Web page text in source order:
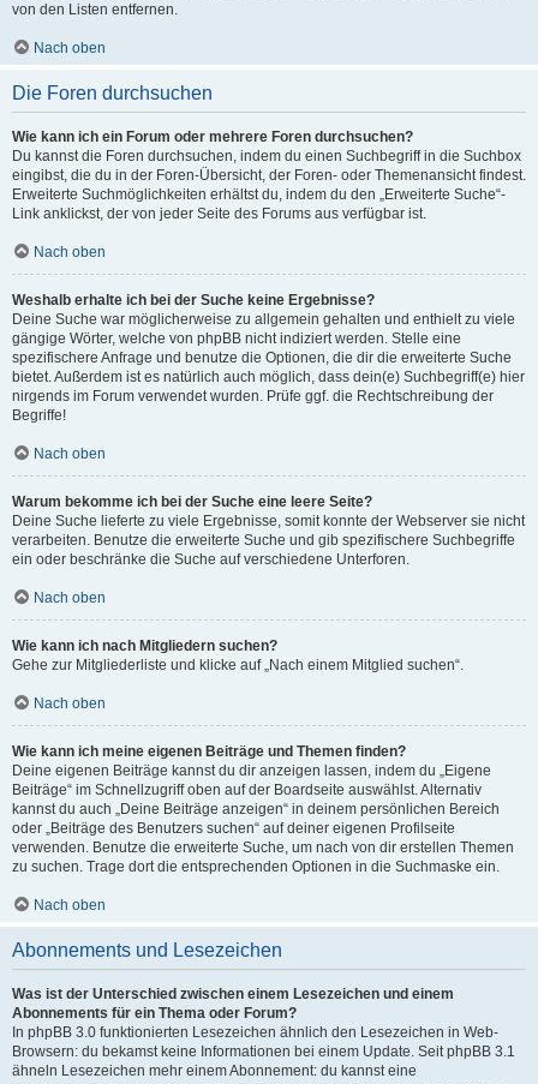
von den Listen entfernen.
Nach oben
Die Foren durchsuchen
Wie kann ich ein Forum oder mehrere Foren durchsuchen?
Du kannst die Foren durchsuchen, indem du einen Suchbegriff in die Suchbox
eingibst, die du in der Foren-Übersicht, der Foren- oder Themenansicht findest.
Erweiterte Suchmöglichkeiten erhältst du, indem du den „Erweiterte Suche“-
Link anklickst, der von jeder Seite des Forums aus verfügbar ist.
Nach oben
Weshalb erhalte ich bei der Suche keine Ergebnisse?
Deine Suche war möglicherweise zu allgemein gehalten und enthielt zu viele
gängige Wörter, welche von phpBB nicht indiziert werden. Stelle eine
spezifischere Anfrage und benutze die Optionen, die dir die erweiterte Suche
bietet. Außerdem ist es natürlich auch möglich, dass dein(e) Suchbegriff(e) hier
nirgends im Forum verwendet wurden. Prüfe ggf. die Rechtschreibung der
Begriffe!
Nach oben
Warum bekomme ich bei der Suche eine leere Seite?
Deine Suche lieferte zu viele Ergebnisse, somit konnte der Webserver sie nicht
verarbeiten. Benutze die erweiterte Suche und gib spezifischere Suchbegriffe
ein oder beschränke die Suche auf verschiedene Unterforen.
Nach oben
Wie kann ich nach Mitgliedern suchen?
Gehe zur Mitgliederliste und klicke auf „Nach einem Mitglied suchen“.
Nach oben
Wie kann ich meine eigenen Beiträge und Themen finden?
Deine eigenen Beiträge kannst du dir anzeigen lassen, indem du „Eigene
Beiträge“ im Schnellzugriff oben auf der Boardseite auswählst. Alternativ
kannst du auch „Deine Beiträge anzeigen“ in deinem persönlichen Bereich
oder „Beiträge des Benutzers suchen“ auf deiner eigenen Profilseite
verwenden. Benutze die erweiterte Suche, um nach von dir erstellen Themen
zu suchen. Trage dort die entsprechenden Optionen in die Suchmaske ein.
Nach oben
Abonnements und Lesezeichen
Was ist der Unterschied zwischen einem Lesezeichen und einem
Abonnements für ein Thema oder Forum?
In phpBB 3.0 funktionierten Lesezeichen ähnlich den Lesezeichen in Web-
Browsern: du bekamst keine Informationen bei einem Update. Seit phpBB 3.1
ähneln Lesezeichen mehr einem Abonnement: du kannst eine